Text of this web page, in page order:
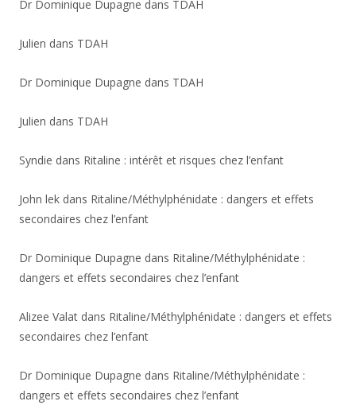
Dr Dominique Dupagne dans TDAH
Julien dans TDAH
Dr Dominique Dupagne dans TDAH
Julien dans TDAH
Syndie dans Ritaline : intérêt et risques chez l’enfant
John lek dans Ritaline/Méthylphénidate : dangers et effets
secondaires chez l’enfant
Dr Dominique Dupagne dans Ritaline/Méthylphénidate :
dangers et effets secondaires chez l’enfant
Alizee Valat dans Ritaline/Méthylphénidate : dangers et effets
secondaires chez l’enfant
Dr Dominique Dupagne dans Ritaline/Méthylphénidate :
dangers et effets secondaires chez l’enfant